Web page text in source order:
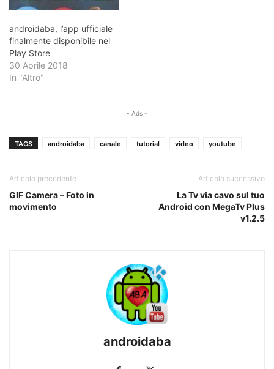
androidaba, l’app ufficiale
finalmente disponibile nel
Play Store
30 Aprile 2018
In "Altro"
- Ads -
TAGS androidaba canale tutorial video youtube
Articolo precedente
GIF Camera – Foto in
movimento
Articolo successivo
La Tv via cavo sul tuo
Android con MegaTv Plus
v1.2.5
androidaba